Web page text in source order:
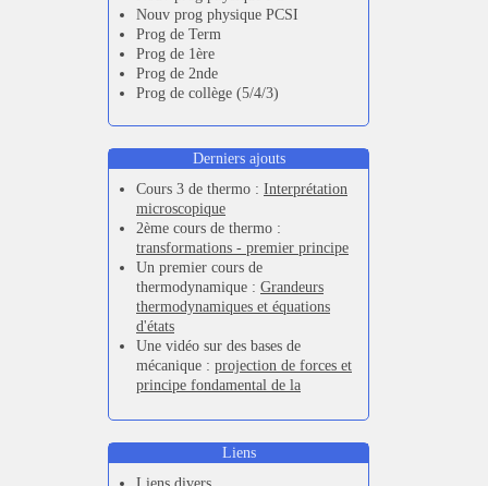
Nouv prog physique PCSI
Prog de Term
Prog de 1ère
Prog de 2nde
Prog de collège (5/4/3)
Derniers ajouts
Cours 3 de thermo : Interprétation
microscopique
2ème cours de thermo :
transformations - premier principe
Un premier cours de
thermodynamique : Grandeurs
thermodynamiques et équations
d'états
Une vidéo sur des bases de
mécanique : projection de forces et
principe fondamental de la
frottements
Nouvelle série de vidéos de
physique pour préparer l'entrée en
prépa scientifique :
Liens
Liens divers